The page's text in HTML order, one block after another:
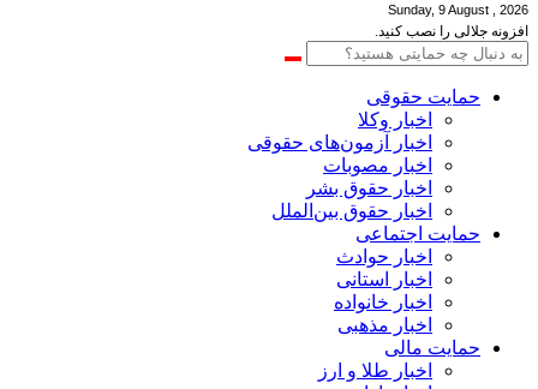
Sunday, 9 August , 2026
افزونه جلالی را نصب کنید.
حمایت حقوقی
اخبار وکلا
اخبار آزمون‌های حقوقی
اخبار مصوبات
اخبار حقوق بشر
اخبار حقوق بین‌الملل
حمایت اجتماعی
اخبار حوادث
اخبار استانی
اخبار خانواده
اخبار مذهبی
حمایت مالی
اخبار طلا و ارز